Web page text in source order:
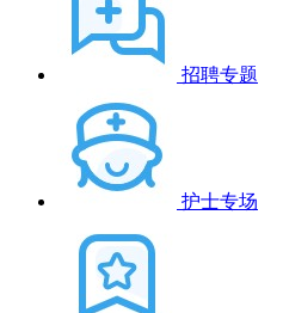
招聘专题
护士专场